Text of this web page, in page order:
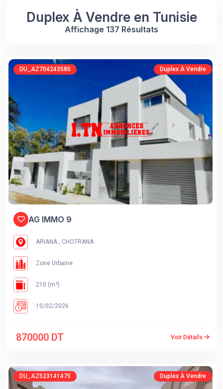
Duplex À Vendre en Tunisie
Affichage 137 Résultats
DU_AZ704243580 Duplex À Vendre
AG IMMO 9
ARIANA , CHOTRANA
Zone Urbaine
210 (m²)
10/02/2026
870000 DT Voir Détails
DU_AZ523141475 Duplex À Vendre